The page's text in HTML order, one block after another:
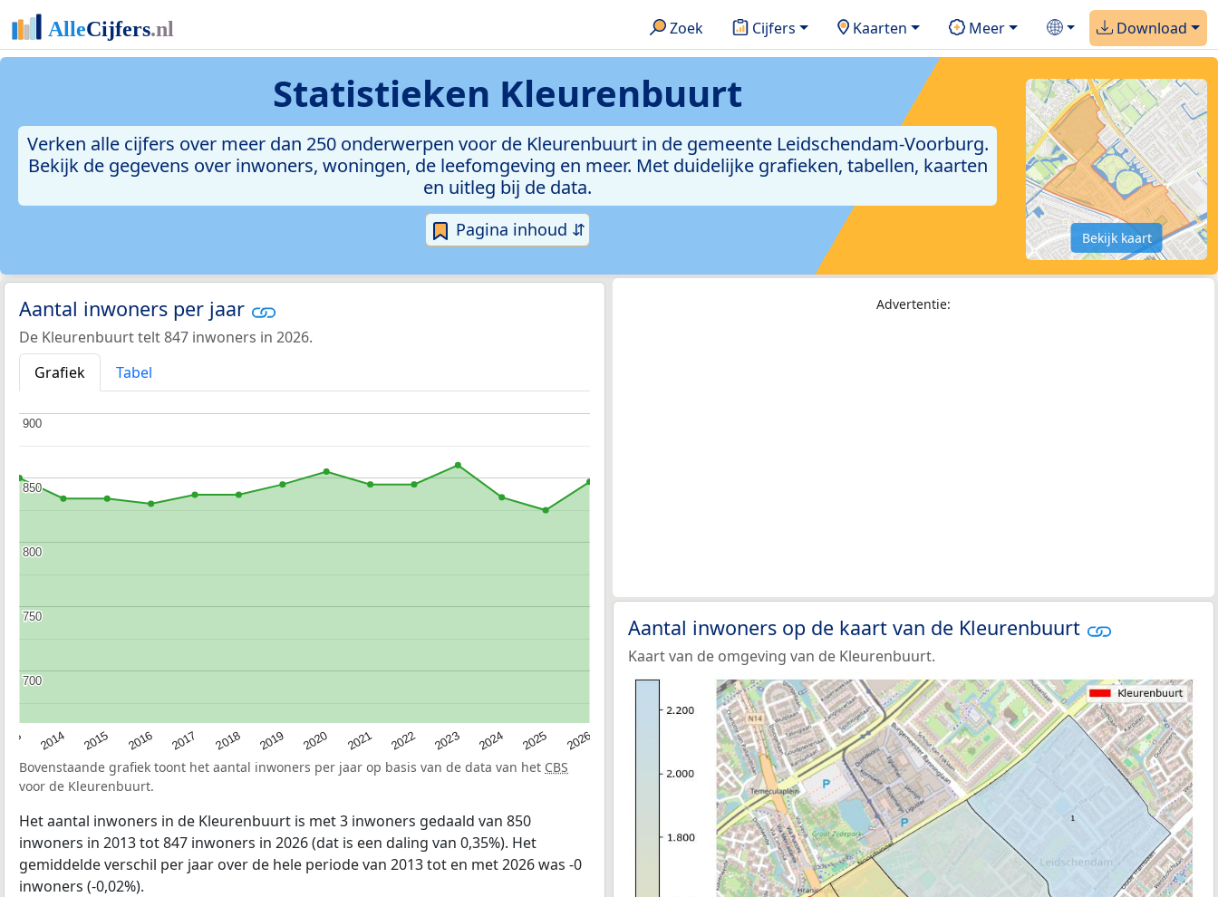
Zoek Cijfers Kaarten Meer Download
Statistieken Kleurenbuurt
Verken alle cijfers over meer dan 250 onderwerpen voor de Kleurenbuurt in de gemeente Leidschendam-Voorburg.
Bekijk de gegevens over inwoners, woningen, de leefomgeving en meer. Met duidelijke grafieken, tabellen, kaarten
en uitleg bij de data.
Pagina inhoud ⇵ Bekijk kaart
Aantal inwoners per jaar
De Kleurenbuurt telt 847 inwoners in 2026.
Grafiek
Tabel
2014 2015 2016 2017 2018 2019 2020 2021 2022 2023 2024 2025 2026
700
700
750
750
800
800
850
850
900
900
Bovenstaande grafiek toont het aantal inwoners per jaar op basis van de data van het CBS
voor de Kleurenbuurt.
Het aantal inwoners in de Kleurenbuurt is met 3 inwoners gedaald van 850
inwoners in 2013 tot 847 inwoners in 2026 (dat is een daling van 0,35%). Het
gemiddelde verschil per jaar over de hele periode van 2013 tot en met 2026 was -0
inwoners (-0,02%).
Advertentie:
Aantal inwoners op de kaart van de Kleurenbuurt
Kaart van de omgeving van de Kleurenbuurt.